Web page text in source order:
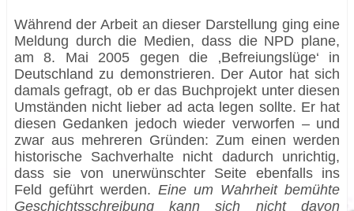
Während der Arbeit an dieser Darstellung ging eine
Meldung durch die Medien, dass die NPD plane,
am 8. Mai 2005 gegen die ‚Befreiungslüge‘ in
Deutschland zu demonstrieren. Der Autor hat sich
damals gefragt, ob er das Buchprojekt unter diesen
Umständen nicht lieber ad acta legen sollte. Er hat
diesen Gedanken jedoch wieder verworfen – und
zwar aus mehreren Gründen: Zum einen werden
historische Sachverhalte nicht dadurch unrichtig,
dass sie von unerwünschter Seite ebenfalls ins
Feld geführt werden. Eine um Wahrheit bemühte
Geschichtsschreibung kann sich nicht davon